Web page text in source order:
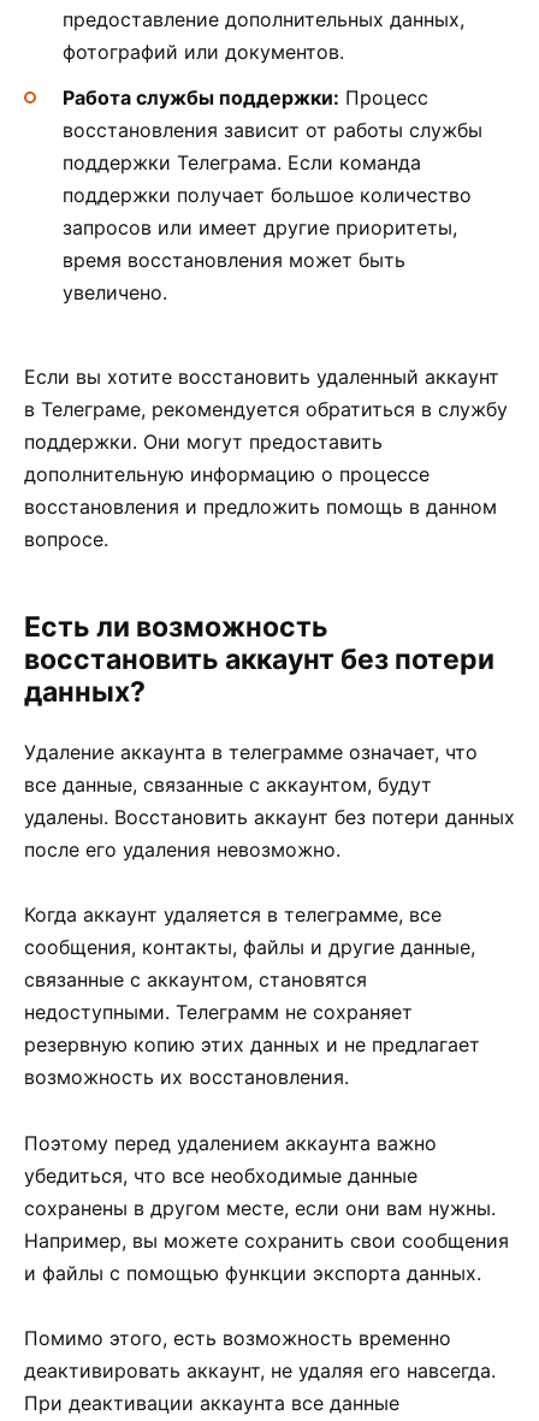
предоставление дополнительных данных,
фотографий или документов.
Работа службы поддержки: Процесс
восстановления зависит от работы службы
поддержки Телеграма. Если команда
поддержки получает большое количество
запросов или имеет другие приоритеты,
время восстановления может быть
увеличено.
Если вы хотите восстановить удаленный аккаунт
в Телеграме, рекомендуется обратиться в службу
поддержки. Они могут предоставить
дополнительную информацию о процессе
восстановления и предложить помощь в данном
вопросе.
Есть ли возможность
восстановить аккаунт без потери
данных?
Удаление аккаунта в телеграмме означает, что
все данные, связанные с аккаунтом, будут
удалены. Восстановить аккаунт без потери данных
после его удаления невозможно.
Когда аккаунт удаляется в телеграмме, все
сообщения, контакты, файлы и другие данные,
связанные с аккаунтом, становятся
недоступными. Телеграмм не сохраняет
резервную копию этих данных и не предлагает
возможность их восстановления.
Поэтому перед удалением аккаунта важно
убедиться, что все необходимые данные
сохранены в другом месте, если они вам нужны.
Например, вы можете сохранить свои сообщения
и файлы с помощью функции экспорта данных.
Помимо этого, есть возможность временно
деактивировать аккаунт, не удаляя его навсегда.
При деактивации аккаунта все данные